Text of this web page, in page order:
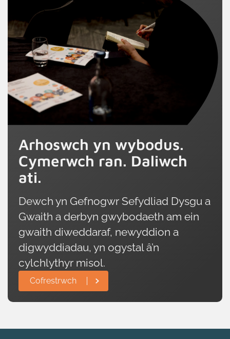
Arhoswch yn wybodus.
Cymerwch ran. Daliwch
ati.
Dewch yn Gefnogwr Sefydliad Dysgu a
Gwaith a derbyn gwybodaeth am ein
gwaith diweddaraf, newyddion a
digwyddiadau, yn ogystal â’n
cylchlythyr misol.
Cofrestrwch